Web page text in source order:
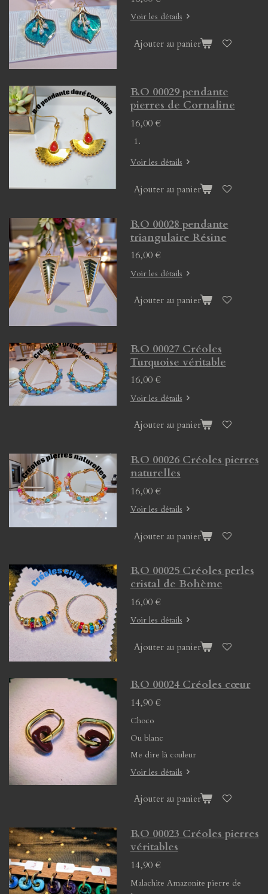
Voir les détails
Ajouter au panier
B.O 00029 pendante
pierres de Cornaline
16,00 €
Voir les détails
Ajouter au panier
B.O 00028 pendante
triangulaire Résine
16,00 €
Voir les détails
Ajouter au panier
B.O 00027 Créoles
Turquoise véritable
16,00 €
Voir les détails
Ajouter au panier
B.O 00026 Créoles pierres
naturelles
16,00 €
Voir les détails
Ajouter au panier
B.O 00025 Créoles perles
cristal de Bohème
16,00 €
Voir les détails
Ajouter au panier
B.O 00024 Créoles cœur
14,90 €
Choco
Ou blanc
Me dire là couleur
Voir les détails
Ajouter au panier
B.O 00023 Créoles pierres
véritables
14,90 €
Malachite Amazonite pierre de